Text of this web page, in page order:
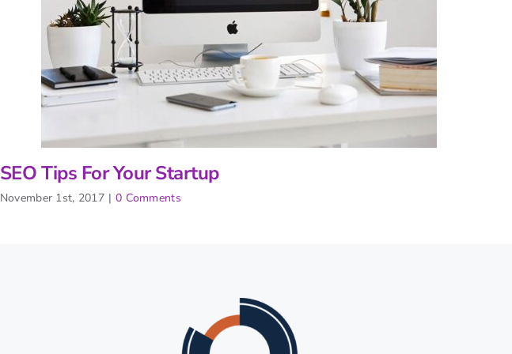
SEO Tips For Your Startup
November 1st, 2017 | 0 Comments